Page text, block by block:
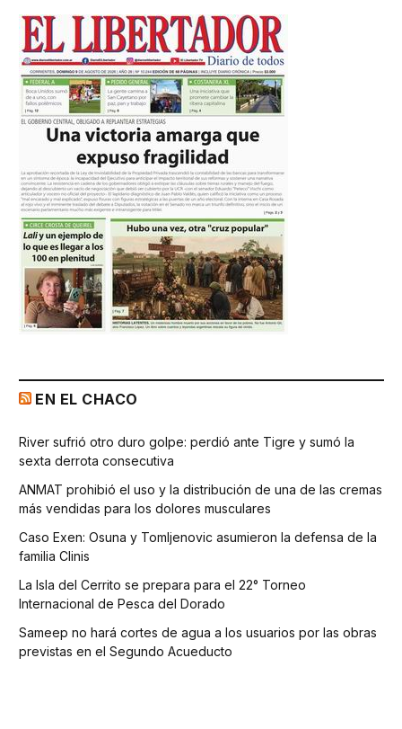
EN EL CHACO
River sufrió otro duro golpe: perdió ante Tigre y sumó la
sexta derrota consecutiva
ANMAT prohibió el uso y la distribución de una de las cremas
más vendidas para los dolores musculares
Caso Exen: Osuna y Tomljenovic asumieron la defensa de la
familia Clinis
La Isla del Cerrito se prepara para el 22° Torneo
Internacional de Pesca del Dorado
Sameep no hará cortes de agua a los usuarios por las obras
previstas en el Segundo Acueducto